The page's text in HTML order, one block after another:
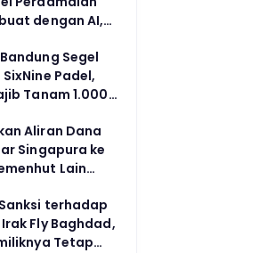
dengan AI,
Segel
Padel,
Tanam 1.000
Aliran Dana
Singapura ke
Lain
terhadap
Fly Baghdad,
Tetap